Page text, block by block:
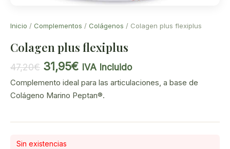
Inicio / Complementos / Colágenos / Colagen plus flexiplus
Colagen plus flexiplus
47,20€ El
precio
original
era:
31,95€El
precio
actual
es:
IVA Incluido
Complemento ideal para las articulaciones, a base de
Colágeno Marino Peptan®.
Sin existencias